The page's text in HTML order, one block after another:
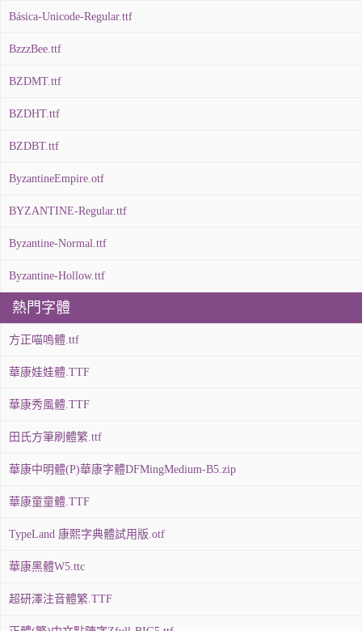
Básica-Unicode-Regular.ttf
BzzzBee.ttf
BZDMT.ttf
BZDHT.ttf
BZDBT.ttf
ByzantineEmpire.otf
BYZANTINE-Regular.ttf
Byzantine-Normal.ttf
Byzantine-Hollow.ttf
熱門字體
方正喵嗚體.ttf
華康娃娃體.TTF
華康秀風體.TTF
田氏方筆刷體繁.ttf
華康中明體(P)華康字體DFMingMedium-B5.zip
華康童童體.TTF
TypeLand 康熙字典體試用版.otf
華康黑體W5.ttc
超研澤注音體繁.TTF